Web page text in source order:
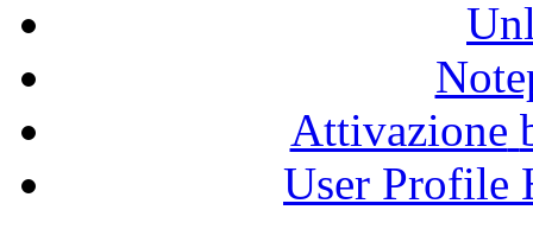
Attivazione
User Profile